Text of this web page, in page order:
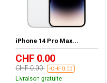
iPhone 14 Pro Max...
CHF 0.00
CHF 0.00 -CHF 0.00
Livraison gratuite